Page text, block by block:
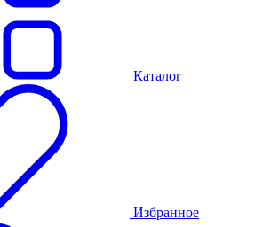
Каталог
Избранное